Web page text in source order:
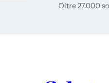
Oltre 27.000